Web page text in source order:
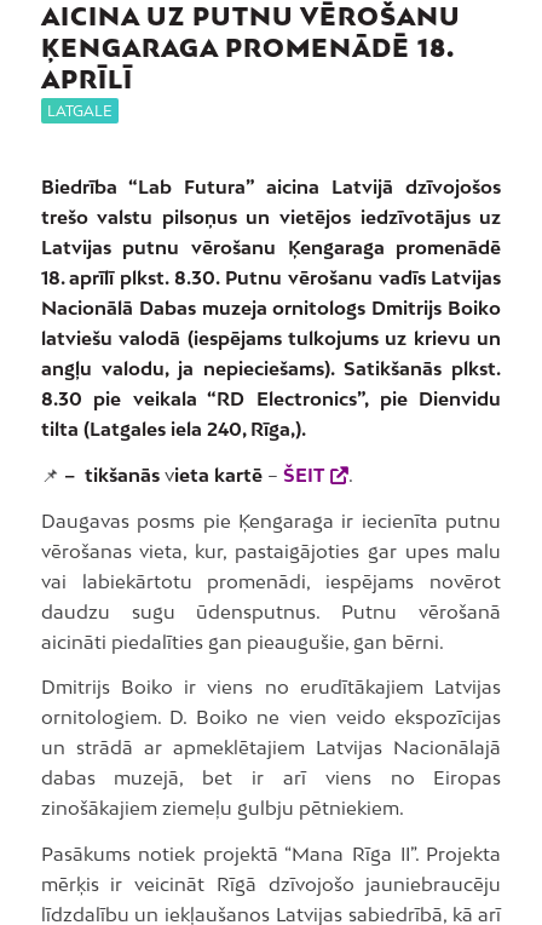
AICINA UZ PUTNU VĒROŠANU
ĶENGARAGA PROMENĀDĒ 18.
APRĪLĪ
LATGALE
Biedrība “Lab Futura” aicina Latvijā dzīvojošos
trešo valstu pilsoņus un vietējos iedzīvotājus uz
Latvijas putnu vērošanu Ķengaraga promenādē
18. aprīlī plkst. 8.30. Putnu vērošanu vadīs Latvijas
Nacionālā Dabas muzeja ornitologs Dmitrijs Boiko
latviešu valodā (iespējams tulkojums uz krievu un
angļu valodu, ja nepieciešams). Satikšanās plkst.
8.30 pie veikala “RD Electronics”, pie Dienvidu
tilta (Latgales iela 240, Rīga,).
📌 – tikšanāsvieta kartē– ŠEIT .
Daugavas posms pie Ķengaraga ir iecienīta putnu
vērošanas vieta, kur, pastaigājoties gar upes malu
vai labiekārtotu promenādi, iespējams novērot
daudzu sugu ūdensputnus. Putnu vērošanā
aicināti piedalīties gan pieaugušie, gan bērni.
Dmitrijs Boiko ir viens no erudītākajiem Latvijas
ornitologiem. D. Boiko ne vien veido ekspozīcijas
un strādā ar apmeklētajiem Latvijas Nacionālajā
dabas muzejā, bet ir arī viens no Eiropas
zinošākajiem ziemeļu gulbju pētniekiem.
Pasākums notiek projektā “Mana Rīga II”. Projekta
mērķis ir veicināt Rīgā dzīvojošo jauniebraucēju
līdzdalību un iekļaušanos Latvijas sabiedrībā, kā arī